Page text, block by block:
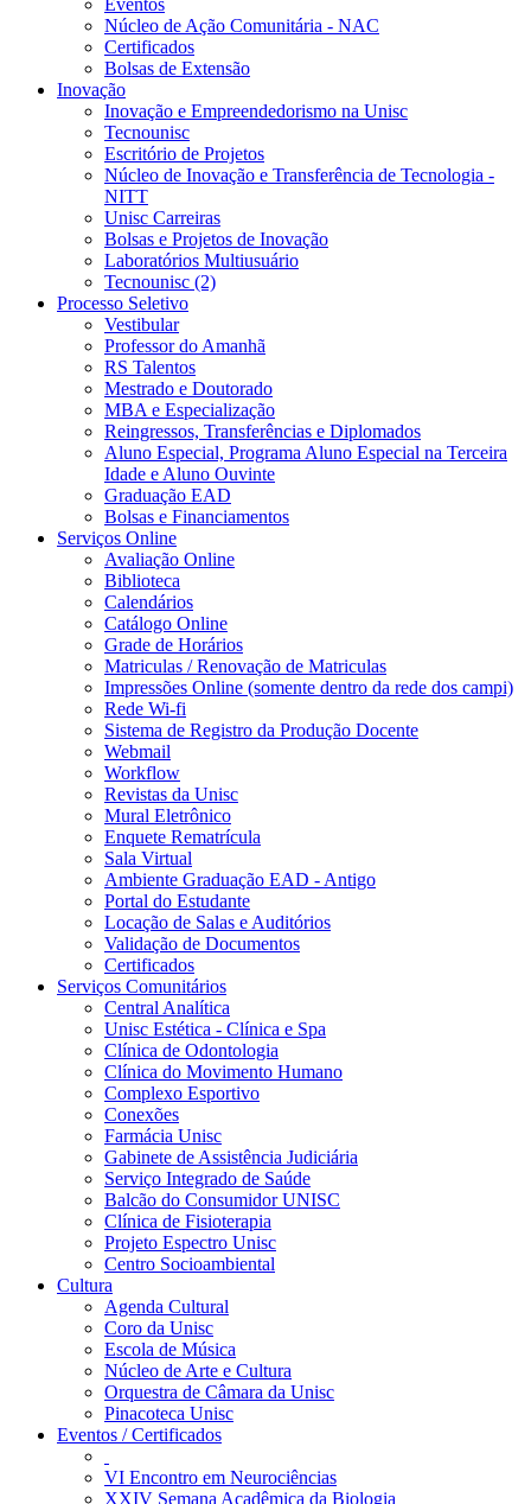
Eventos
Núcleo de Ação Comunitária - NAC
Certificados
Bolsas de Extensão
Inovação
Inovação e Empreendedorismo na Unisc
Tecnounisc
Escritório de Projetos
Núcleo de Inovação e Transferência de Tecnologia -
NITT
Unisc Carreiras
Bolsas e Projetos de Inovação
Laboratórios Multiusuário
Tecnounisc (2)
Processo Seletivo
Vestibular
Professor do Amanhã
RS Talentos
Mestrado e Doutorado
MBA e Especialização
Reingressos, Transferências e Diplomados
Aluno Especial, Programa Aluno Especial na Terceira
Idade e Aluno Ouvinte
Graduação EAD
Bolsas e Financiamentos
Serviços Online
Avaliação Online
Biblioteca
Calendários
Catálogo Online
Grade de Horários
Matriculas / Renovação de Matriculas
Impressões Online (somente dentro da rede dos campi)
Rede Wi-fi
Sistema de Registro da Produção Docente
Webmail
Workflow
Revistas da Unisc
Mural Eletrônico
Enquete Rematrícula
Sala Virtual
Ambiente Graduação EAD - Antigo
Portal do Estudante
Locação de Salas e Auditórios
Validação de Documentos
Certificados
Serviços Comunitários
Central Analítica
Unisc Estética - Clínica e Spa
Clínica de Odontologia
Clínica do Movimento Humano
Complexo Esportivo
Conexões
Farmácia Unisc
Gabinete de Assistência Judiciária
Serviço Integrado de Saúde
Balcão do Consumidor UNISC
Clínica de Fisioterapia
Projeto Espectro Unisc
Centro Socioambiental
Cultura
Agenda Cultural
Coro da Unisc
Escola de Música
Núcleo de Arte e Cultura
Orquestra de Câmara da Unisc
Pinacoteca Unisc
Eventos / Certificados
VI Encontro em Neurociências
XXIV Semana Acadêmica da Biologia